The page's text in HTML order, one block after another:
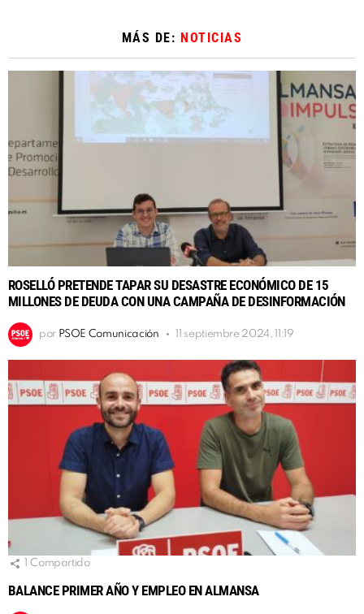
MÁS DE: NOTICIAS
ROSELLÓ PRETENDE TAPAR SU DESASTRE ECONÓMICO DE 15
MILLONES DE DEUDA CON UNA CAMPAÑA DE DESINFORMACIÓN
por PSOE Comunicación 11 septiembre 2024, 11:19
Compartido
BALANCE PRIMER AÑO Y EMPLEO EN ALMANSA